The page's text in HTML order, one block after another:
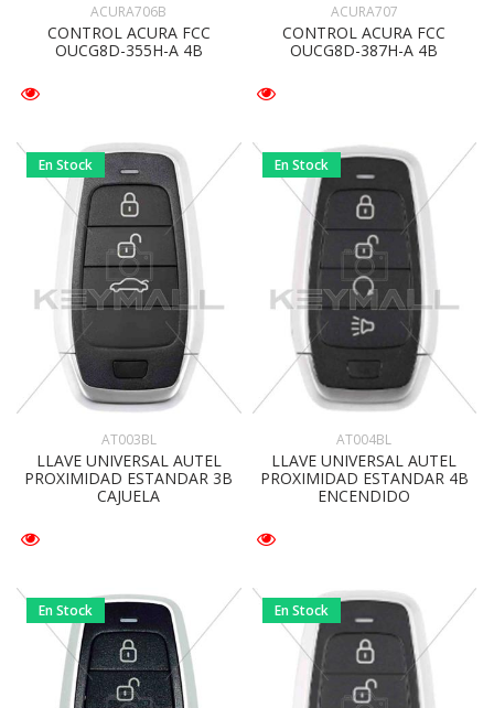
ACURA706B
CONTROL ACURA FCC
OUCG8D-355H-A 4B
ACURA707
CONTROL ACURA FCC
OUCG8D-387H-A 4B
En Stock
AT003BL
LLAVE UNIVERSAL AUTEL
PROXIMIDAD ESTANDAR 3B
CAJUELA
En Stock
AT004BL
LLAVE UNIVERSAL AUTEL
PROXIMIDAD ESTANDAR 4B
ENCENDIDO
En Stock En Stock